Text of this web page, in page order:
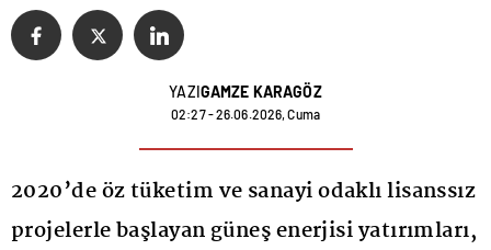
YAZIGAMZE KARAGÖZ
02:27 - 26.06.2026, Cuma
2020’de öz tüketim ve sanayi odaklı lisanssız
projelerle başlayan güneş enerjisi yatırımları,